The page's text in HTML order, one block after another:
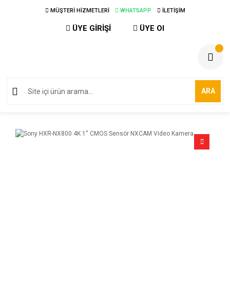
MÜŞTERİ HİZMETLERİ WHATSAPP İLETİŞİM
ÜYE GİRİŞİ ÜYE Ol
ARA